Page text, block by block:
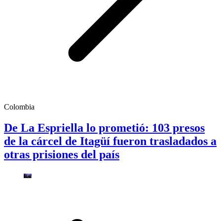
Colombia
De La Espriella lo prometió: 103 presos
de la cárcel de Itagüí fueron trasladados a
otras prisiones del país